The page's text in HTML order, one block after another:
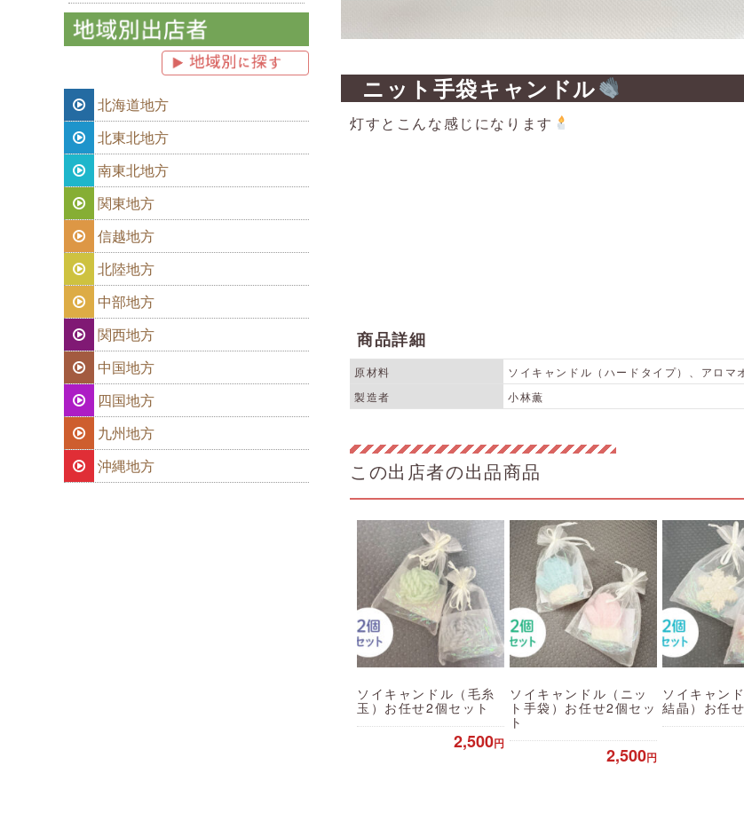
ニット手袋キャンドル
灯すとこんな感じになります
商品詳細
原材料
ソイキャンドル（ハードタイプ）、アロマ
製造者
小林薫
この出店者の出品商品
ソイキャンドル（毛糸
玉）お任せ2個セット
2,500円
ソイキャンドル（ニッ
ト手袋）お任せ2個セッ
ト
2,500円
ソイキャン
結晶）お任
北海道地方
北東北地方
南東北地方
関東地方
信越地方
北陸地方
中部地方
関西地方
中国地方
四国地方
九州地方
沖縄地方